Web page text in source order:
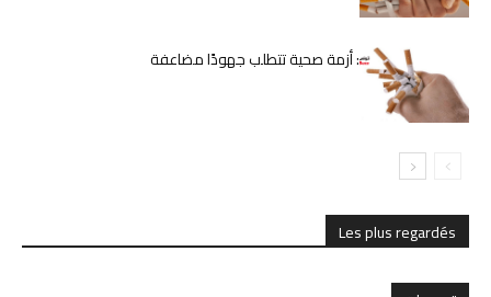
التدخين في تونس: أزمة صحية تتطلب جهودًا مضاعفة
Les plus regardés